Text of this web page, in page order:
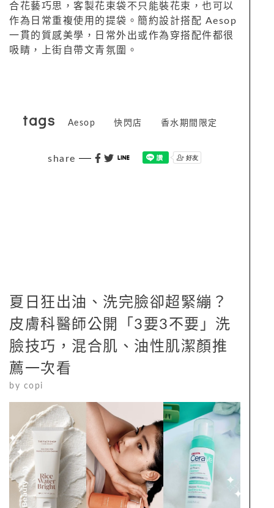
合花藝巧思，客製花束袋不只能裝花束，也可以
作為日常重複使用的提袋。簡約設計搭配 Aesop
一貫的質感美學，日常外出或作為穿搭配件都很
吸睛，上街自帶文青氛圍。
tags Aesop 快閃店 香水期間限定
share
夏日狂出油、洗完臉卻超緊繃？
皮膚科醫師公開「3要3不要」洗
臉技巧，混合肌、油性肌潔顏推
薦一次看
by copi